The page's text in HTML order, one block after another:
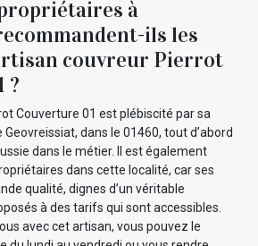
à
ils les
couvreur Pierrot
?
Couverture 01 est plébiscité par sa
dans le 01460, tout d’abord
dans le métier. Il est également
dans cette localité, car ses
qualité, dignes d’un véritable
à des tarifs qui sont accessibles.
avec cet artisan, vous pouvez le